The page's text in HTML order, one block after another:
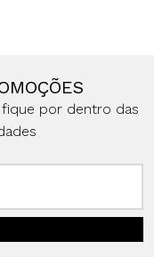
por dentro das